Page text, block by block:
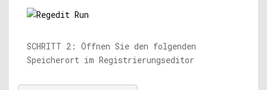
SCHRITT 2: Öffnen Sie den folgenden
Speicherort im Registrierungseditor